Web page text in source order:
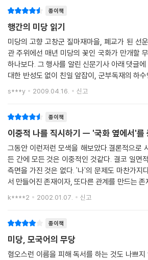
종이책
행간의 미당 읽기
미당의 고향 고창군 질마재마을, 폐교가 된 선
관 주위에선 매년 미당의 꽃인 국화가 만개할
하나보다. 그 행사를 알린 신문기사 아래 댓글
대한 반성도 없이 친일 앞잡이, 군부독재의 하수
입안이 꺼끌거리고 쓸쓸함이 들었다. 인간이
것은 그
s***y 2009.04.16. 신고
종이책
그동안 이런저런 모색을 해보았다.결론적으로
든 간에 모든 것은 이중적인 것같다. 결코 일면
측면을 가진 것은 없다. '나'의 문제도 마찬가지
서 만들어진 존재이자, 또다른 관계를 만드는 존
중성'을 가장 원대하게 그린 사람이 바로 서정주
k****2 2002.01.07. 신고
종이책
미당, 모국어의 무당
혐오스런 이름을 피해 독서를 하는 것도 나쁘